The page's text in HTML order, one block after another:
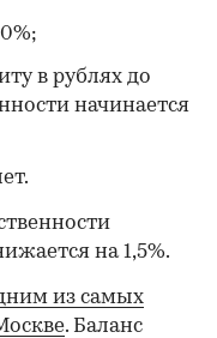
в рублях до
начинается
на 1,5%.
из самых
. Баланс